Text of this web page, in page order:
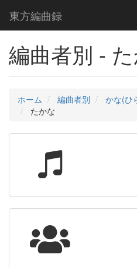
東方編曲録
編曲者別 -
ホーム 編曲者別
かな(ひ
たかな